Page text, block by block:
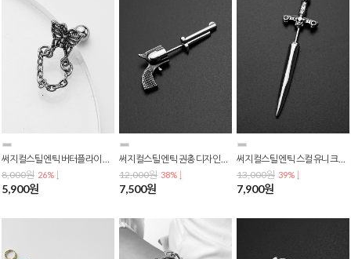
써지컬스틸 엔틱 버터플라이 나비 체인 바벨 드롭 피어싱 P-0508
8,000원 26% ↓
5,900원
써지컬스틸 엔틱 권총 디자인 페이크 귀걸이 P-0379
12,000원 38% ↓
7,500원
써지컬스틸 엔틱 스컬 유니크 십자가 페이크 피어싱 P-0378
13,000원 39% ↓
7,900원